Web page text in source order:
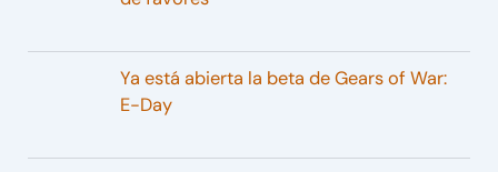
Ya está abierta la beta de Gears of War:
E-Day